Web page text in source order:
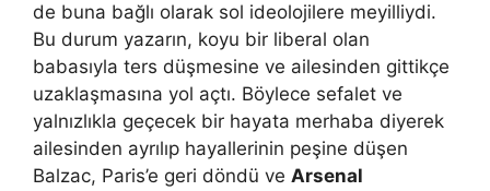
de buna bağlı olarak sol ideolojilere meyilliydi.
Bu durum yazarın, koyu bir liberal olan
babasıyla ters düşmesine ve ailesinden gittikçe
uzaklaşmasına yol açtı. Böylece sefalet ve
yalnızlıkla geçecek bir hayata merhaba diyerek
ailesinden ayrılıp hayallerinin peşine düşen
Balzac, Paris’e geri döndü ve Arsenal